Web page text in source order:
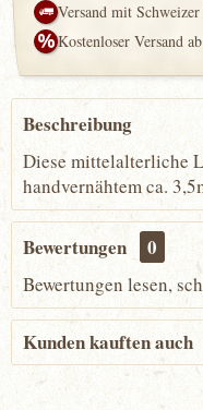
Versand mit
Kostenloser Versand
Beschreibung
Diese mittelalterliche
handvernähtem ca.
Bewertungen 0
Bewertungen lesen,
Kunden kauften auch